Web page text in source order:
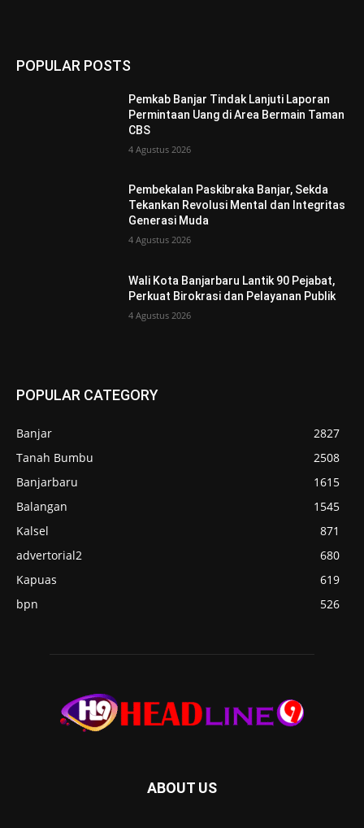
POPULAR POSTS
Pemkab Banjar Tindak Lanjuti Laporan
Permintaan Uang di Area Bermain Taman
CBS
4 Agustus 2026
Pembekalan Paskibraka Banjar, Sekda
Tekankan Revolusi Mental dan Integritas
Generasi Muda
4 Agustus 2026
Wali Kota Banjarbaru Lantik 90 Pejabat,
Perkuat Birokrasi dan Pelayanan Publik
4 Agustus 2026
POPULAR CATEGORY
Banjar
2827
Tanah Bumbu
2508
Banjarbaru
1615
Balangan
1545
Kalsel
871
advertorial2
680
Kapuas
619
bpn
526
ABOUT US